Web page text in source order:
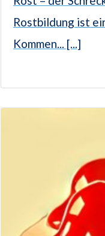
Rostbildung ist
Kommen... [...]